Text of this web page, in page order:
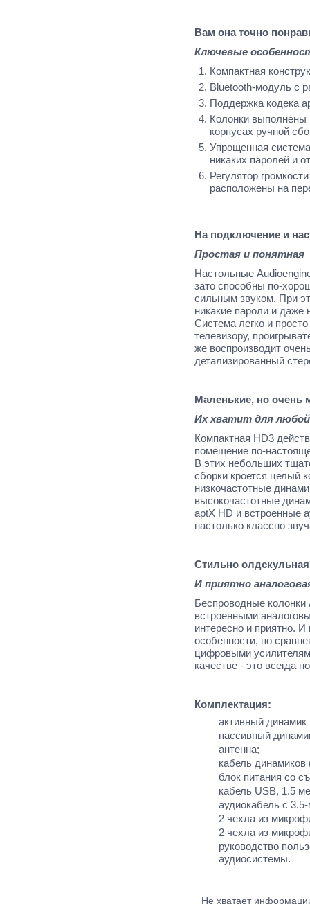
Вам она точно
Ключевые
Компактная
Bluetooth-модуль с
Поддержка кодека
Колонки выполнены
корпусах ручной
Упрощенная
никаких паролей и
Регулятор
расположены на
На подключение и
Простая и понятная
Настольные
зато способны по-
сильным звуком. При
никакие пароли и даже
Система легко и
телевизору,
же воспроизводит
детализированный
Маленькие, но очень
Их хватит для
Компактная HD3
помещение по-
В этих небольших
сборки кроется целый
низкочастотные
высокочастотные
aptX HD и встроенные
настолько классно
Стильно олдскульная
И приятно
Беспроводные
встроенными
интересно и приятно. И
особенности, по
цифровыми
качестве - это всегда
Комплектация:
активный
пассивный
антенна;
кабель динамиков
блок питания со
кабель USB, 1.5
аудиокабель с
2 чехла из
2 чехла из
руководство
аудиосистемы.
Не хватает